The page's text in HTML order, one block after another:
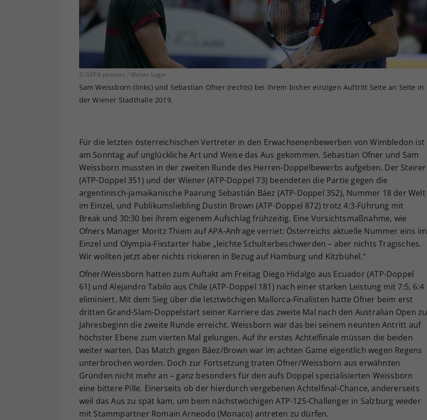
© GEPA pictures / Walter Luger
Sam Weissborn (links) und Sebastian Ofner (rechts) bei ihrem bisher einzigen Auftritt Seite an Seite in
der Wiener Stadthalle 2019.
Für die letzten österreichischen Vertreter in den Erwachsenenbewerben von Wimbledon ist
am Sonntag auf unglückliche Art und Weise das Aus gekommen. Sebastian Ofner und Sam
Weissborn mussten in der zweiten Runde des Herren-Doppelbewerbs aufgeben. Der Steirer
(ATP-Doppel 351) und der Wiener (ATP-Doppel 73) beendeten die Partie gegen die
argentinisch-jamaikanische Paarung Sebastián Báez (ATP-Doppel 352), Nummer 18 der Welt
im Einzel, und Publikumsliebling Dustin Brown (ATP-Doppel 872) trotz 4:3-Führung mit
Break und 30:30 bei ihrem eigenem Aufschlag frühzeitig. Eine Vorsichtsmaßnahme, wie
Ofners Manager Moritz Thiem auf APA-Anfrage verriet: Österreichs aktuelle Nummer eins im
Einzel und Olympia-Fixstarter habe „leichte Schulterbeschwerden – aber nichts Tragisches.
Wir wollten jetzt aber nichts riskieren in Bezug auf Hamburg und Kitzbühel.“
Ofner/Weissborn hatten zum Auftakt am Freitag Diego Hidalgo aus Ecuador (ATP-Doppel
61) und Alejandro Tabilo aus Chile (ATP-Doppel 181) nach einer starken Leistung mit 7:5, 6:4
eliminiert. Mit dem Sieg über die letztwöchigen Mallorca-Finalisten hatte Ofner beim erst
dritten Grand-Slam-Doppelstart seiner Karriere das zweite Mal nach den Australian Open zu
Jahresbeginn die zweite Runde erreicht. Weissborn war das bei seinem neunten Antritt auf
höchster Ebene zum vierten Mal gelungen. Auf ihr erstes Achtelfinale müssen die beiden
weiter warten. Das Match gegen Báez/Brown war im achten Game eigentlich wegen Regens
unterbrochen worden. Doch zur Fortsetzung traten Ofner/Weissborn aus erwähnten
Gründen nicht mehr an – ganz besonders für den aufs Doppel spezialisierten Weissborn
eine bittere Pille. Einerseits ob der hierdurch vergebenen Achtelfinal-Chance, andererseits
weil das Aus zu spät kam, um beim nächstwöchigen ATP-125-Challenger in Salzburg wieder
mit Stammpartner Romain Arneodo (Monaco) antreten zu dürfen.
Ihrer vorgenommen Einstellungen, falls der
Webseiten-Betreiber dies eingestellt hat.